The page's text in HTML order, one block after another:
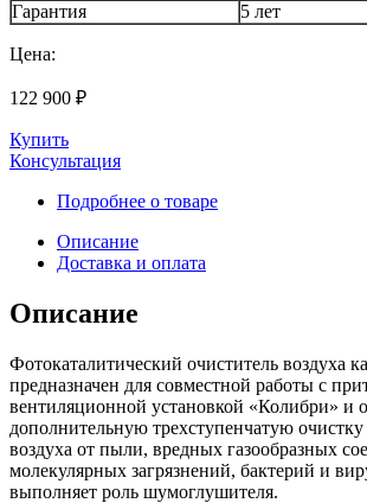
Гарантия
5 лет
Цена:
122 900 ₽
Купить
Консультация
Подробнее о товаре
Описание
Доставка и оплата
Описание
Фотокаталитический очиститель воздуха
предназначен для совместной работы с
вентиляционной установкой «Колибри» и
дополнительную трехступенчатую
воздуха от пыли, вредных газообразных
молекулярных загрязнений, бактерий и
выполняет роль шумоглушителя.